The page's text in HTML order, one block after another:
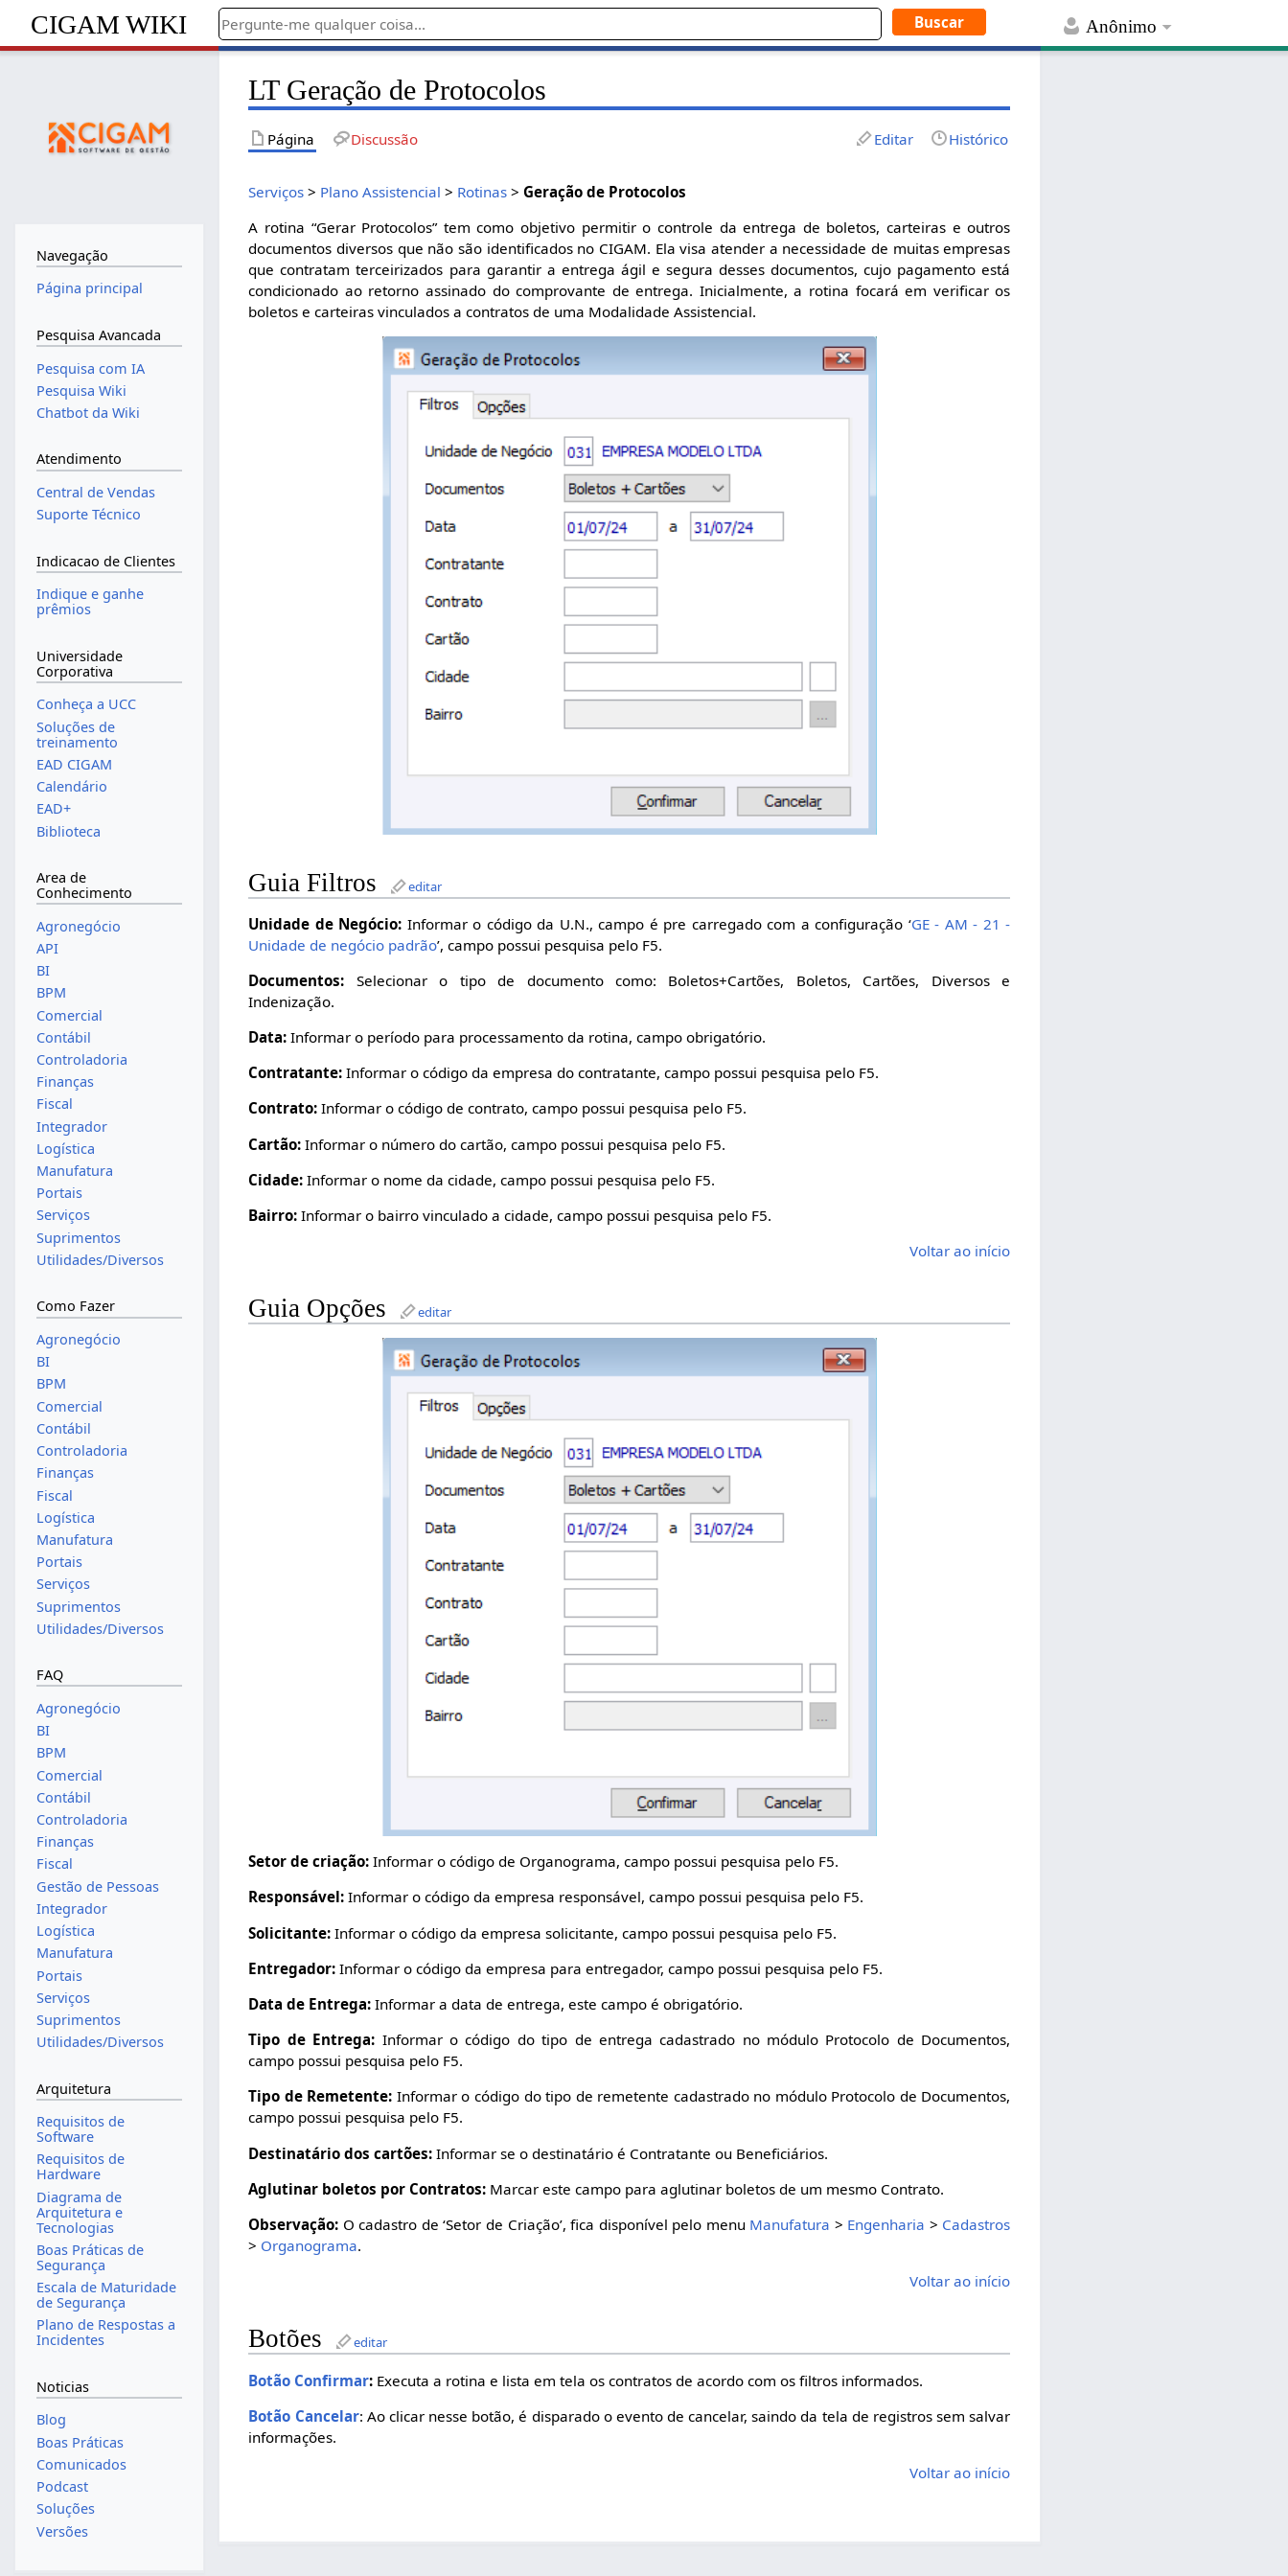
Anônimo
CIGAM WIKI
LT Geração de Protocolos
Página Discussão Editar Histórico
Serviços > Plano Assistencial > Rotinas >Geração de Protocolos
A rotina “Gerar Protocolos” tem como objetivo permitir o controle da entrega de boletos, carteiras e outros
documentos diversos que não são identificados no CIGAM. Ela visa atender a necessidade de muitas empresas
que contratam terceirizados para garantir a entrega ágil e segura desses documentos, cujo pagamento está
condicionado ao retorno assinado do comprovante de entrega. Inicialmente, a rotina focará em verificar os
boletos e carteiras vinculados a contratos de uma Modalidade Assistencial.
Guia Filtros editar
Unidade de Negócio: Informar o código da U.N., campo é pre carregado com a configuração ‘GE - AM - 21 -
Unidade de negócio padrão’, campo possui pesquisa pelo F5.
Documentos: Selecionar o tipo de documento como: Boletos+Cartões, Boletos, Cartões, Diversos e
Indenização.
Data: Informar o período para processamento da rotina, campo obrigatório.
Contratante: Informar o código da empresa do contratante, campo possui pesquisa pelo F5.
Contrato: Informar o código de contrato, campo possui pesquisa pelo F5.
Cartão: Informar o número do cartão, campo possui pesquisa pelo F5.
Cidade: Informar o nome da cidade, campo possui pesquisa pelo F5.
Bairro: Informar o bairro vinculado a cidade, campo possui pesquisa pelo F5.
Voltar ao início
Guia Opções editar
Setor de criação: Informar o código de Organograma, campo possui pesquisa pelo F5.
Responsável: Informar o código da empresa responsável, campo possui pesquisa pelo F5.
Solicitante: Informar o código da empresa solicitante, campo possui pesquisa pelo F5.
Entregador: Informar o código da empresa para entregador, campo possui pesquisa pelo F5.
Data de Entrega: Informar a data de entrega, este campo é obrigatório.
Tipo de Entrega: Informar o código do tipo de entrega cadastrado no módulo Protocolo de Documentos,
campo possui pesquisa pelo F5.
Tipo de Remetente: Informar o código do tipo de remetente cadastrado no módulo Protocolo de Documentos,
campo possui pesquisa pelo F5.
Destinatário dos cartões: Informar se o destinatário é Contratante ou Beneficiários.
Aglutinar boletos por Contratos: Marcar este campo para aglutinar boletos de um mesmo Contrato.
Observação: O cadastro de ‘Setor de Criação’, fica disponível pelo menu Manufatura > Engenharia > Cadastros
> Organograma.
Voltar ao início
Botões editar
Botão Confirmar: Executa a rotina e lista em tela os contratos de acordo com os filtros informados.
Botão Cancelar: Ao clicar nesse botão, é disparado o evento de cancelar, saindo da tela de registros sem salvar
informações.
Voltar ao início
Navegação
Página principal
Pesquisa Avancada
Pesquisa com IA
Pesquisa Wiki
Chatbot da Wiki
Atendimento
Central de Vendas
Suporte Técnico
Indicacao de Clientes
Indique e ganhe
prêmios
Universidade
Corporativa
Conheça a UCC
Soluções de
treinamento
EAD CIGAM
Calendário
EAD+
Biblioteca
Area de
Conhecimento
Agronegócio
API
BI
BPM
Comercial
Contábil
Controladoria
Finanças
Fiscal
Integrador
Logística
Manufatura
Portais
Serviços
Suprimentos
Utilidades/Diversos
Como Fazer
Agronegócio
BI
BPM
Comercial
Contábil
Controladoria
Finanças
Fiscal
Logística
Manufatura
Portais
Serviços
Suprimentos
Utilidades/Diversos
FAQ
Agronegócio
BI
BPM
Comercial
Contábil
Controladoria
Finanças
Fiscal
Gestão de Pessoas
Integrador
Logística
Manufatura
Portais
Serviços
Suprimentos
Utilidades/Diversos
Arquitetura
Requisitos de
Software
Requisitos de
Hardware
Diagrama de
Arquitetura e
Tecnologias
Boas Práticas de
Segurança
Escala de Maturidade
de Segurança
Plano de Respostas a
Incidentes
Noticias
Blog
Boas Práticas
Comunicados
Podcast
Soluções
Versões